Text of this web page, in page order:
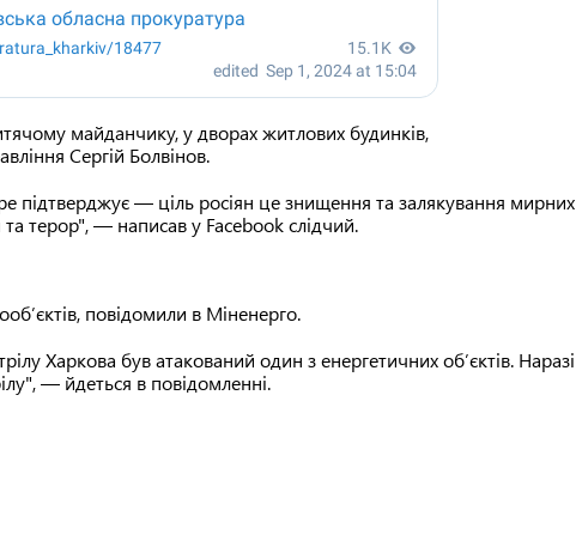
майданчику, у дворах житлових будинків,
Сергій Болвінов.
підтверджує — ціль росіян це знищення та залякування мирних
терор", — написав у Facebook слідчий.
повідомили в Міненерго.
Харкова був атакований один з енергетичних обʼєктів. Наразі
— йдеться в повідомленні.